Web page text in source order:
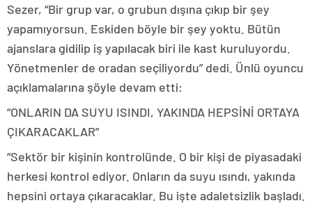
Sezer, “Bir grup var, o grubun dışına çıkıp bir şey
yapamıyorsun. Eskiden böyle bir şey yoktu. Bütün
ajanslara gidilip iş yapılacak biri ile kast kuruluyordu.
Yönetmenler de oradan seçiliyordu” dedi. Ünlü oyuncu
açıklamalarına şöyle devam etti:
“ONLARIN DA SUYU ISINDI, YAKINDA HEPSİNİ ORTAYA
ÇIKARACAKLAR”
“Sektör bir kişinin kontrolünde. O bir kişi de piyasadaki
herkesi kontrol ediyor. Onların da suyu ısındı, yakında
hepsini ortaya çıkaracaklar. Bu işte adaletsizlik başladı.